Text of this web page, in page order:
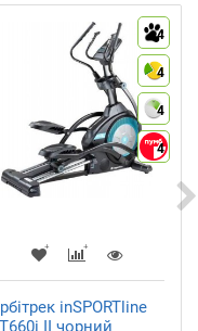
4
4
4
4
inSPORTline
II чорний